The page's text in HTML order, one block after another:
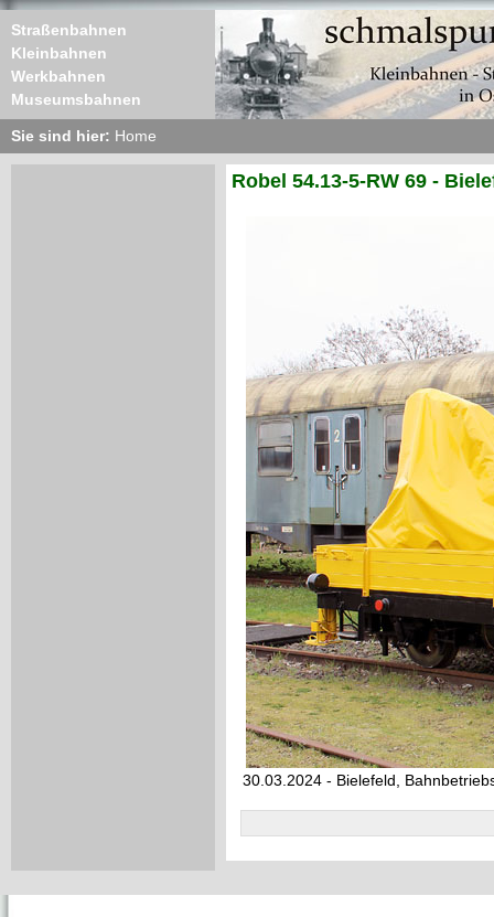
Straßenbahnen
Kleinbahnen
Werkbahnen
Museumsbahnen
Sie sind hier: Home
Robel 54.13-5-RW 69 -
30.03.2024 - Bielefeld,